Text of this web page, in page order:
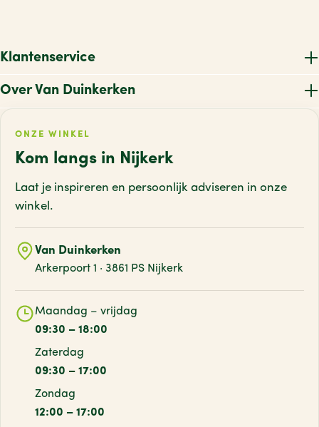
Klantenservice
Over Van Duinkerken
ONZE WINKEL
Kom langs in Nijkerk
Laat je inspireren en persoonlijk adviseren in onze
winkel.
Van Duinkerken
Arkerpoort 1 · 3861 PS Nijkerk
Maandag – vrijdag
09:30 – 18:00
Zaterdag
09:30 – 17:00
Zondag
12:00 – 17:00